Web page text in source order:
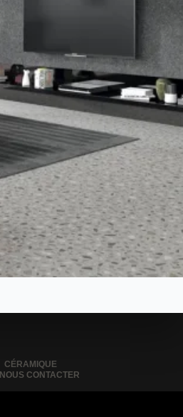
CÉRAMIQUE
NOUS CONTACTER